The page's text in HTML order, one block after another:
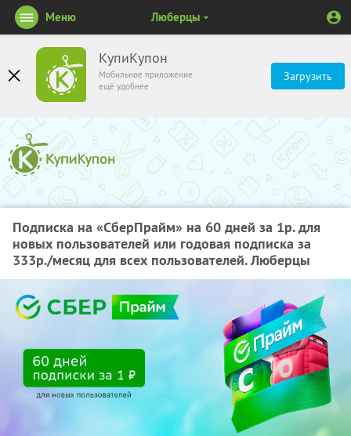
КупиКупон
Мобильное приложение
ещё удобнее
Загрузить
Меню Люберцы
Подписка на «СберПрайм» на 60 дней за 1р. для
новых пользователей или годовая подписка за
333р./месяц для всех пользователей. Люберцы